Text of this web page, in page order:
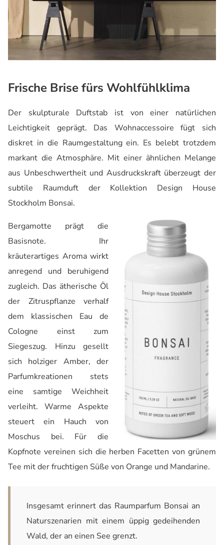
Frische Brise fürs Wohlfühlklima
Der skulpturale Duftstab ist von einer natürlichen
Leichtigkeit geprägt. Das Wohnaccessoire fügt sich
diskret in die Raumgestaltung ein. Es belebt trotzdem
markant die Atmosphäre. Mit einer ähnlichen Melange
aus Unbeschwertheit und Ausdruckskraft überzeugt der
subtile Raumduft der Kollektion Design House
Stockholm Bonsai.
Bergamotte prägt die
Basisnote. Ihr
kräuterartiges Aroma wirkt
anregend und beruhigend
zugleich. Das ätherische Öl
der Zitruspflanze verhalf
dem klassischen Eau de
Cologne einst zum
Siegeszug. Hinzu gesellt
sich holziger Amber, der
Parfumkreationen stets
eine samtige Weichheit
verleiht. Warme Aspekte
steuert ein Hauch von
Moschus bei. Für die
Kopfnote vereinen sich die herben Facetten von grünem
Tee mit der fruchtigen Süße von Orange und Mandarine.
Insgesamt erinnert das Raumparfum Bonsai an
Naturszenarien mit einem üppig gedeihenden
Wald, der an einen See grenzt.